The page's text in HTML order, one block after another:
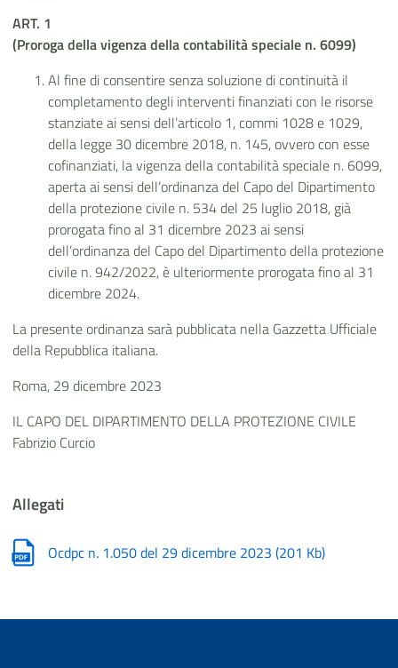
ART. 1
(Proroga della vigenza della contabilità speciale n. 6099)
Al fine di consentire senza soluzione di continuità il
completamento degli interventi finanziati con le risorse
stanziate ai sensi dell’articolo 1, commi 1028 e 1029,
della legge 30 dicembre 2018, n. 145, ovvero con esse
cofinanziati, la vigenza della contabilità speciale n. 6099,
aperta ai sensi dell’ordinanza del Capo del Dipartimento
della protezione civile n. 534 del 25 luglio 2018, già
prorogata fino al 31 dicembre 2023 ai sensi
dell’ordinanza del Capo del Dipartimento della protezione
civile n. 942/2022, è ulteriormente prorogata fino al 31
dicembre 2024.
La presente ordinanza sarà pubblicata nella Gazzetta Ufficiale
della Repubblica italiana.
Roma, 29 dicembre 2023
IL CAPO DEL DIPARTIMENTO DELLA PROTEZIONE CIVILE
Fabrizio Curcio
Allegati
Ocdpc n. 1.050 del 29 dicembre 2023 (201 Kb)